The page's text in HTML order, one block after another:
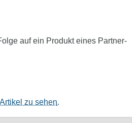
auf ein Produkt eines Partner-
zu sehen.